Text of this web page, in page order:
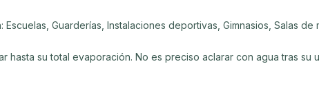
Guarderías, Instalaciones deportivas, Gimnasios, Salas de
su total evaporación. No es preciso aclarar con agua tras su